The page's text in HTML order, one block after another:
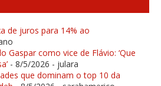
de juros para 14% ao
Gaspar como vice de Flávio: ‘Que
- 8/5/2026 - julara
que dominam o top 10 da